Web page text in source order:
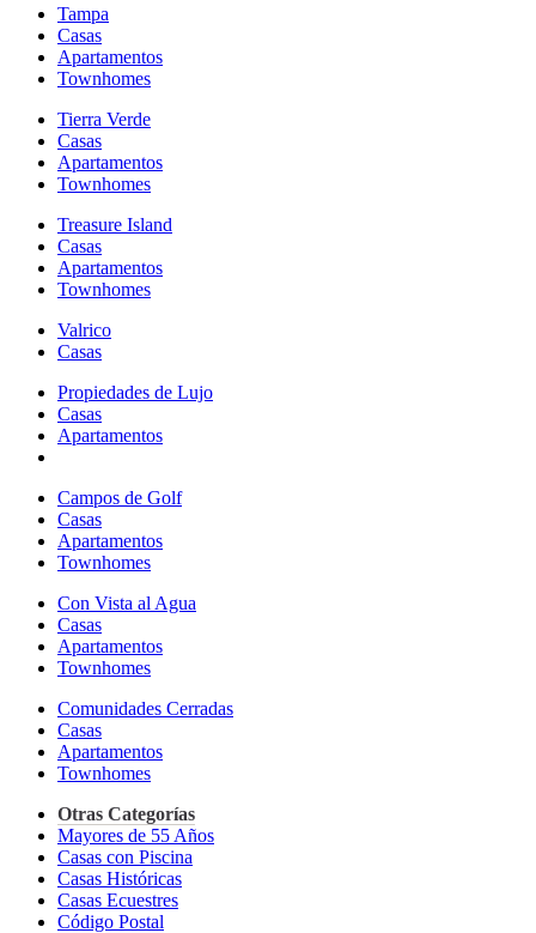
Tampa
Casas
Apartamentos
Townhomes
Tierra Verde
Casas
Apartamentos
Townhomes
Treasure Island
Casas
Apartamentos
Townhomes
Valrico
Casas
Propiedades de Lujo
Casas
Apartamentos
Campos de Golf
Casas
Apartamentos
Townhomes
Con Vista al Agua
Casas
Apartamentos
Townhomes
Comunidades Cerradas
Casas
Apartamentos
Townhomes
Otras Categorías
Mayores de 55 Años
Casas con Piscina
Casas Históricas
Casas Ecuestres
Código Postal